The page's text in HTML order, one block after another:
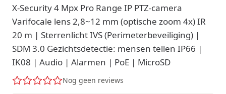
X-Security 4 Mpx Pro Range IP PTZ-camera
Varifocale lens 2,8~12 mm (optische zoom 4x) IR
20 m | Sterrenlicht IVS (Perimeterbeveiliging) |
SDM 3.0 Gezichtsdetectie: mensen tellen IP66 |
IK08 | Audio | Alarmen | PoE | MicroSD
Nog geen reviews